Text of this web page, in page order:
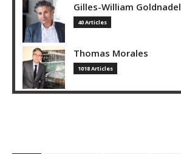
Gilles-William Goldnadel
40 Articles
Thomas Morales
1018 Articles